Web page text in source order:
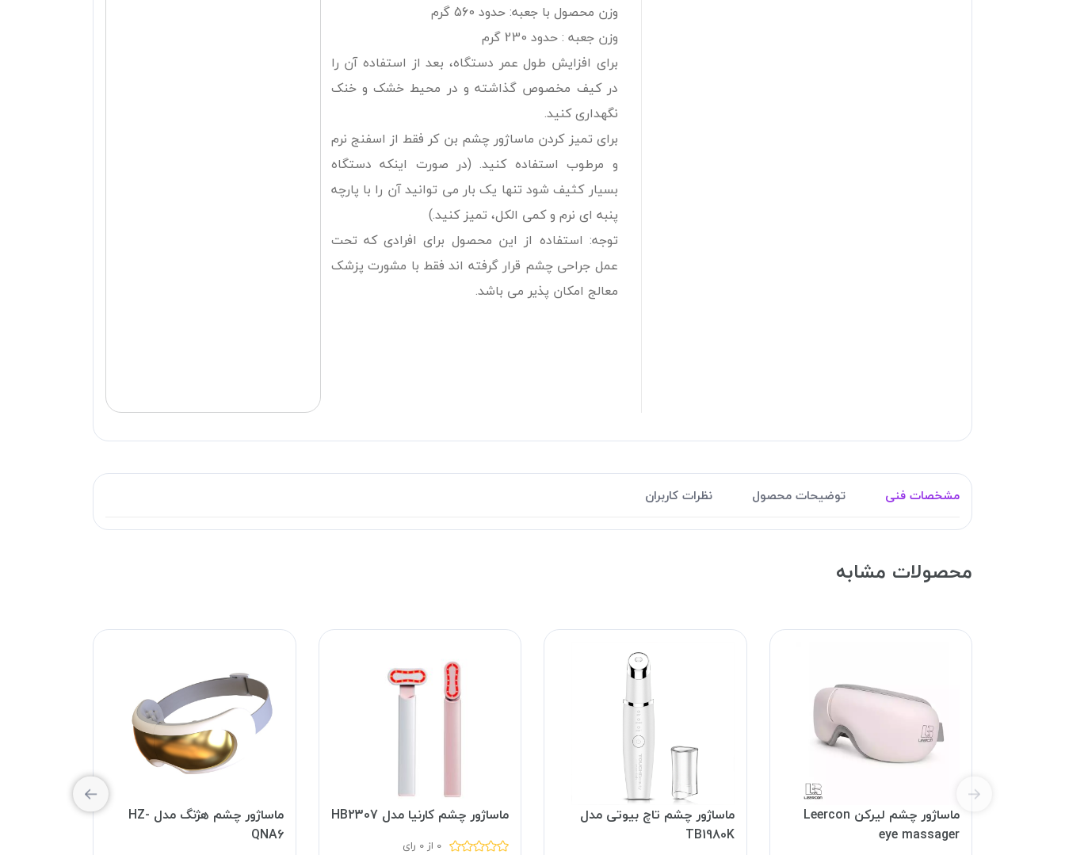
وزن محصول با جعبه: حدود 560 گرم
وزن جعبه : حدود 230 گرم
برای افزایش طول عمر دستگاه، بعد از استفاده آن را
در کیف مخصوص گذاشته و در محیط خشک و خنک
نگهداری کنید.
برای تمیز کردن ماساژور چشم بن کر فقط از اسفنج نرم
و مرطوب استفاده کنید. (در صورت اینکه دستگاه
بسیار کثیف شود تنها یک بار می توانید آن را با پارچه
پنبه ای نرم و کمی الکل، تمیز کنید.)
توجه: استفاده از این محصول برای افرادی که تحت
عمل جراحی چشم قرار گرفته اند فقط با مشورت پزشک
معالج امکان پذیر می باشد.
مشخصات فنی توضیحات محصول نظرات کاربران
محصولات مشابه
ماساژور چشم لیرکن Leercon
eye massager
ماساژور چشم تاچ بیوتی مدل
TB1980K
ماساژور چشم کارنیا مدل HB2307
0 از 0 رای
ماساژور چشم هژنگ مدل HZ-
QNA6